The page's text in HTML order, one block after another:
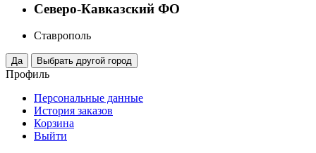
Северо-Кавказский ФО
Ставрополь
Профиль
Персональные данные
История заказов
Корзина
Выйти